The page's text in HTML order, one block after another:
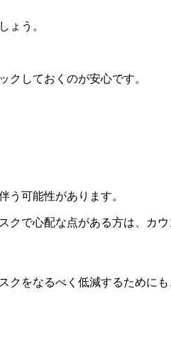
ょう。
クしておくのが安心です。
う可能性があります。
で心配な点がある方は、カ
をなるべく低減するために